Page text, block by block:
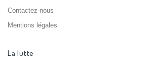
Contactez-nous
Mentions légales
La lutte